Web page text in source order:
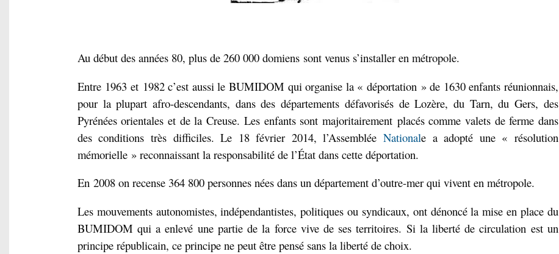
Au début des années 80, plus de 260 000 domiens sont venus s’installer en métropole.
Entre 1963 et 1982 c’est aussi le BUMIDOM qui organise la « déportation » de 1630 enfants réunionnais,
pour la plupart afro-descendants, dans des départements défavorisés de Lozère, du Tarn, du Gers, des
Pyrénées orientales et de la Creuse. Les enfants sont majoritairement placés comme valets de ferme dans
des conditions très difficiles. Le 18 février 2014, l’AssembléeNationale a adopté une « résolution
mémorielle » reconnaissant la responsabilité de l’État dans cette déportation.
En 2008 on recense 364 800 personnes nées dans un département d’outre-mer qui vivent en métropole.
Les mouvements autonomistes, indépendantistes, politiques ou syndicaux, ont dénoncé la mise en place du
BUMIDOM qui a enlevé une partie de la force vive de ses territoires. Si la liberté de circulation est un
principe républicain, ce principe ne peut être pensé sans la liberté de choix.